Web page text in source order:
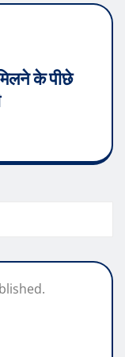
के पीछे